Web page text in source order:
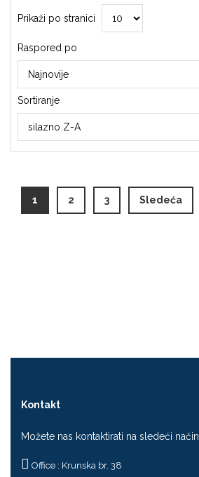
Prikaži po stranici
Raspored po
Sortiranje
1 (current)
2 3 Sledeća
Kontakt
Možete nas kontaktirati na sledeći način.
Office : Krunska br. 38